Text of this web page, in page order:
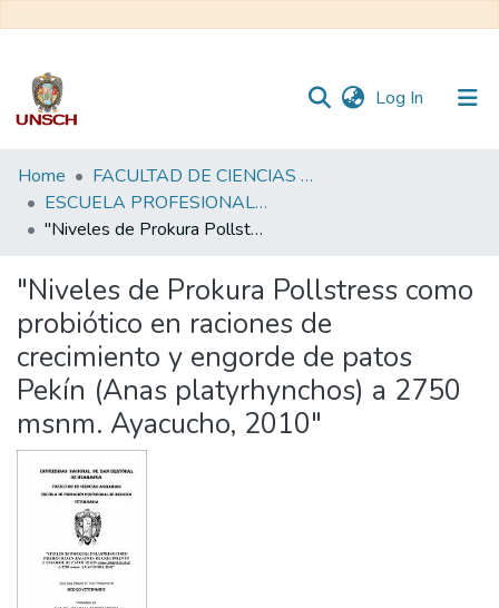
Log In (current)
Communities
&
Collections
Statistics
Home
FACULTAD DE CIENCIAS AGRARIAS
ESCUELA PROFESIONAL DE MEDICINA VETERINARIA
"Niveles de Prokura Pollstress como probiótico en raciones de crecimiento y engorde de patos Pekín (Anas platyrhynchos) a 2750 msnm. Ayacucho, 2010"
"Niveles de Prokura Pollstress como
probiótico en raciones de
crecimiento y engorde de patos
Pekín (Anas platyrhynchos) a 2750
msnm. Ayacucho, 2010"